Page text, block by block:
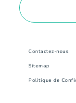
Contactez-nous
Sitemap
Politique de